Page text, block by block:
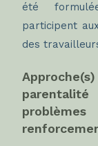
été
participent
des